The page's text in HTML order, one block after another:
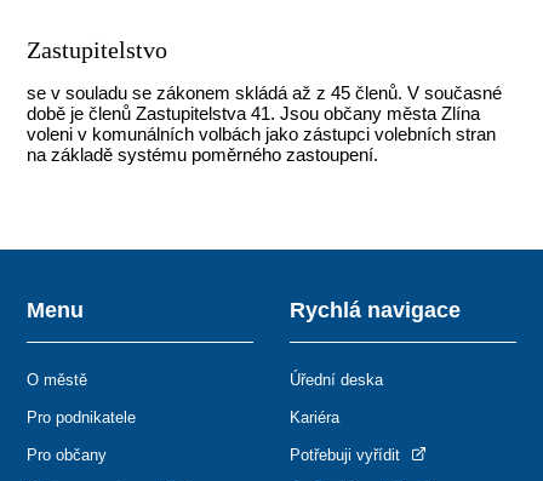
Zastupitelstvo
se v souladu se zákonem skládá až z 45 členů. V současné
době je členů Zastupitelstva 41. Jsou občany města Zlína
voleni v komunálních volbách jako zástupci volebních stran
na základě systému poměrného zastoupení.
Menu
O městě
Pro podnikatele
Pro občany
Rychlá navigace
Úřední deska
Kariéra
Potřebuji vyřídit